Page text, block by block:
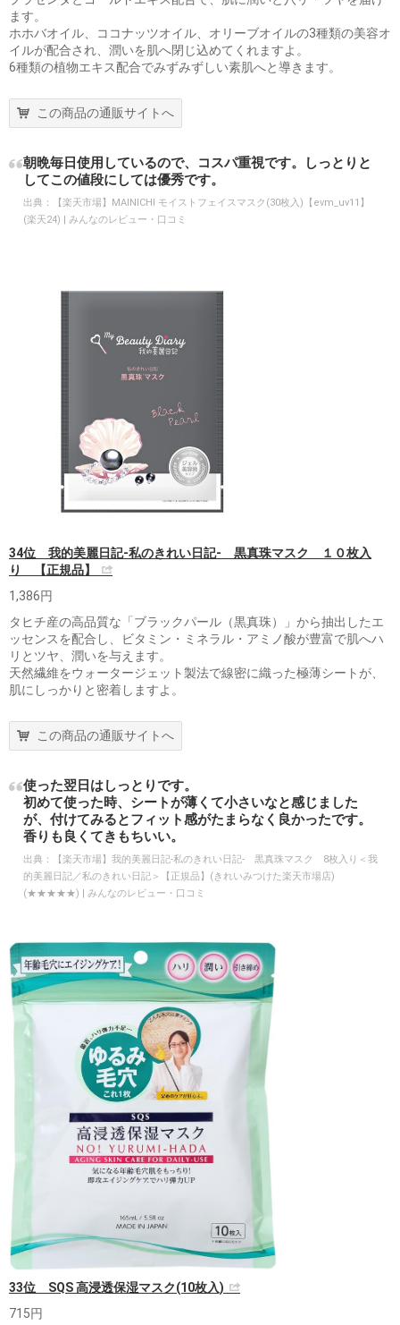
ます。
ホホバオイル、ココナッツオイル、オリーブオイルの3種類の美容オ
イルが配合され、潤いを肌へ閉じ込めてくれますよ。
6種類の植物エキス配合でみずみずしい素肌へと導きます。
この商品の通販サイトへ
朝晩毎日使用しているので、コスパ重視です。しっとりと
してこの値段にしては優秀です。
出典：
【楽天市場】MAINICHI モイストフェイスマスク(30枚入)【evm_uv11】
(楽天24) | みんなのレビュー・口コミ
34位 我的美麗日記-私のきれい日記- 黒真珠マスク １０枚入
り 【正規品】
1,386円
タヒチ産の高品質な「ブラックパール（黒真珠）」から抽出したエ
ッセンスを配合し、ビタミン・ミネラル・アミノ酸が豊富で肌へハ
リとツヤ、潤いを与えます。
天然繊維をウォータージェット製法で線密に織った極薄シートが、
肌にしっかりと密着しますよ。
この商品の通販サイトへ
使った翌日はしっとりです。
初めて使った時、シートが薄くて小さいなと感じました
が、付けてみるとフィット感がたまらなく良かったです。
香りも良くてきもちいい。
出典：
【楽天市場】我的美麗日記-私のきれい日記- 黒真珠マスク 8枚入り＜我
的美麗日記／私のきれい日記＞【正規品】(きれいみつけた楽天市場店)
(★★★★★) | みんなのレビュー・口コミ
33位 SQS 高浸透保湿マスク(10枚入)
715円